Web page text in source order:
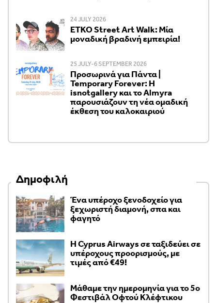
24 JULY 2026
ETKO Street Art Walk: Μία
μοναδική βραδινή εμπειρία!
25 JULY-6 SEPTEMBER 2026
Προσωρινά για Πάντα |
Temporary Forever: Η
isnotgallery και το Almyra
παρουσιάζουν τη νέα ομαδική
έκθεση του καλοκαιριού
Δημοφιλή
Ένα υπέροχο ξενοδοχείο για
ξεχωριστή διαμονή, σπα και
φαγητό
H Cyprus Airways σε ταξιδεύει σε
υπέροχους προορισμούς, με
τιμές από €49!
Μάθαμε την ημερομηνία για το 5ο
Φεστιβάλ Οφτού Κλέφτικου